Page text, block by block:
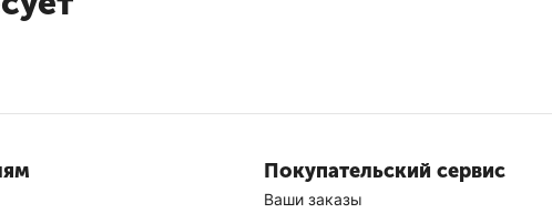
Покупательский сервис
Ваши заказы